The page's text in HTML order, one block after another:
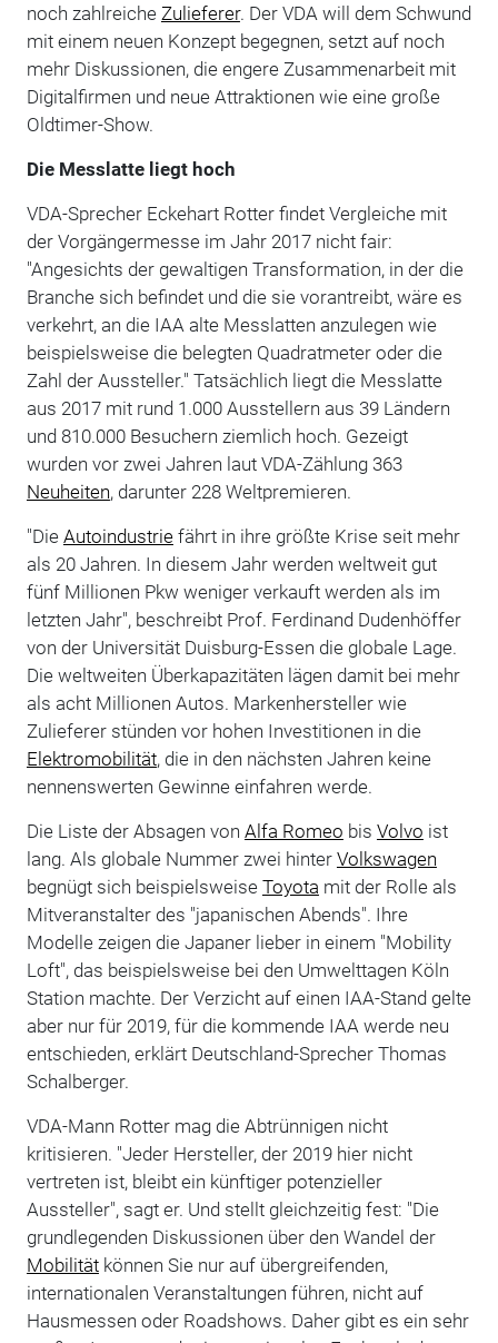
noch zahlreiche Zulieferer. Der VDA will dem Schwund
mit einem neuen Konzept begegnen, setzt auf noch
mehr Diskussionen, die engere Zusammenarbeit mit
Digitalfirmen und neue Attraktionen wie eine große
Oldtimer-Show.
Die Messlatte liegt hoch
VDA-Sprecher Eckehart Rotter findet Vergleiche mit
der Vorgängermesse im Jahr 2017 nicht fair:
"Angesichts der gewaltigen Transformation, in der die
Branche sich befindet und die sie vorantreibt, wäre es
verkehrt, an die IAA alte Messlatten anzulegen wie
beispielsweise die belegten Quadratmeter oder die
Zahl der Aussteller." Tatsächlich liegt die Messlatte
aus 2017 mit rund 1.000 Ausstellern aus 39 Ländern
und 810.000 Besuchern ziemlich hoch. Gezeigt
wurden vor zwei Jahren laut VDA-Zählung 363
Neuheiten, darunter 228 Weltpremieren.
"Die Autoindustriefährt in ihre größte Krise seit mehr
als 20 Jahren. In diesem Jahr werden weltweit gut
fünf Millionen Pkw weniger verkauft werden als im
letzten Jahr", beschreibt Prof. Ferdinand Dudenhöffer
von der Universität Duisburg-Essen die globale Lage.
Die weltweiten Überkapazitäten lägen damit bei mehr
als acht Millionen Autos. Markenhersteller wie
Zulieferer stünden vor hohen Investitionen in die
Elektromobilität, die in den nächsten Jahren keine
nennenswerten Gewinne einfahren werde.
Die Liste der Absagen von Alfa Romeo bis Volvo ist
lang. Als globale Nummer zwei hinter Volkswagen
begnügt sich beispielsweise Toyota mit der Rolle als
Mitveranstalter des "japanischen Abends". Ihre
Modelle zeigen die Japaner lieber in einem "Mobility
Loft", das beispielsweise bei den Umwelttagen Köln
Station machte. Der Verzicht auf einen IAA-Stand gelte
aber nur für 2019, für die kommende IAA werde neu
entschieden, erklärt Deutschland-Sprecher Thomas
Schalberger.
VDA-Mann Rotter mag die Abtrünnigen nicht
kritisieren. "Jeder Hersteller, der 2019 hier nicht
vertreten ist, bleibt ein künftiger potenzieller
Aussteller", sagt er. Und stellt gleichzeitig fest: "Die
grundlegenden Diskussionen über den Wandel der
Mobilitätkönnen Sie nur auf übergreifenden,
internationalen Veranstaltungen führen, nicht auf
Hausmessen oder Roadshows. Daher gibt es ein sehr